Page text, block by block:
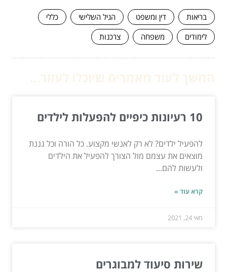
בריאות דין ומשפט הגיל השלישי
כללי
לימודים
משפחה צרכנות
10 רעיונות כיפיים להפעלות לילדים
להפעיל ילדים? לא רק לאנשי מקצוע. כל הורה וכל גננת
מוצאים את עצמם מול הצורך להפעיל את הילדים
ולעשות להם...
קרא עוד »
מאי 24, 2021
שירות סיעוד למבוגרים